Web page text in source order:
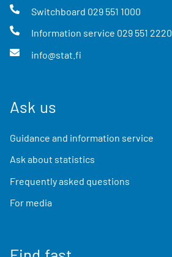
Switchboard 029 551 1000
Information service 029 551 2220
info@stat.fi
Ask us
Guidance and information service
Ask about statistics
Frequently asked questions
For media